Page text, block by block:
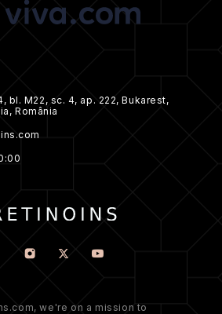
bl. M22, sc. 4, ap. 222, Bukarest,
România
we're on a mission to